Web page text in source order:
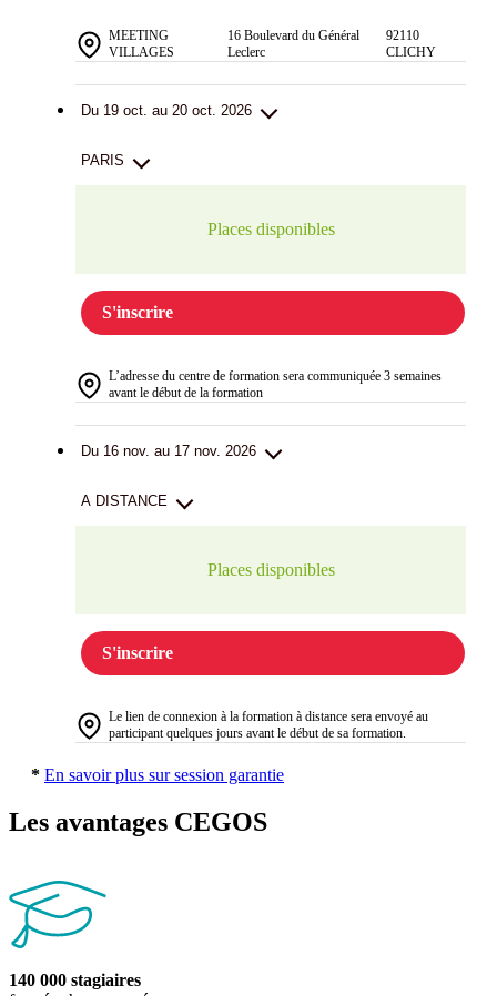
MEETING
VILLAGES
16 Boulevard du Général
Leclerc
92110
CLICHY
Du 19 oct. au 20 oct. 2026
PARIS
Places disponibles
S'inscrire
L’adresse du centre de formation sera communiquée 3 semaines
avant le début de la formation
Du 16 nov. au 17 nov. 2026
A DISTANCE
Places disponibles
S'inscrire
Le lien de connexion à la formation à distance sera envoyé au
participant quelques jours avant le début de sa formation.
* En savoir plus sur session garantie
Les avantages CEGOS
140 000 stagiaires